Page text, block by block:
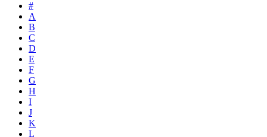
#
A
B
C
D
E
F
G
H
I
J
K
L